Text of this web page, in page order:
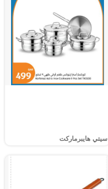
سيتي هايبرماركت